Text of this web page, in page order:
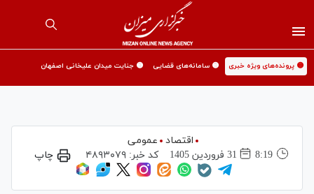
🟡 پرونده‌های ویژه خبری 🟡 سامانه‌های قضایی 🟡 جنایت میدان علیخانی اصفهان
اقتصاد
عمومی
8:19
31 فروردين 1405 کد خبر: ۴۸۹۳۰۷۹ چاپ